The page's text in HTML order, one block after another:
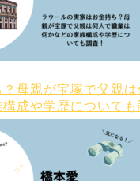
母親が宝塚で父親
成や学歴についても